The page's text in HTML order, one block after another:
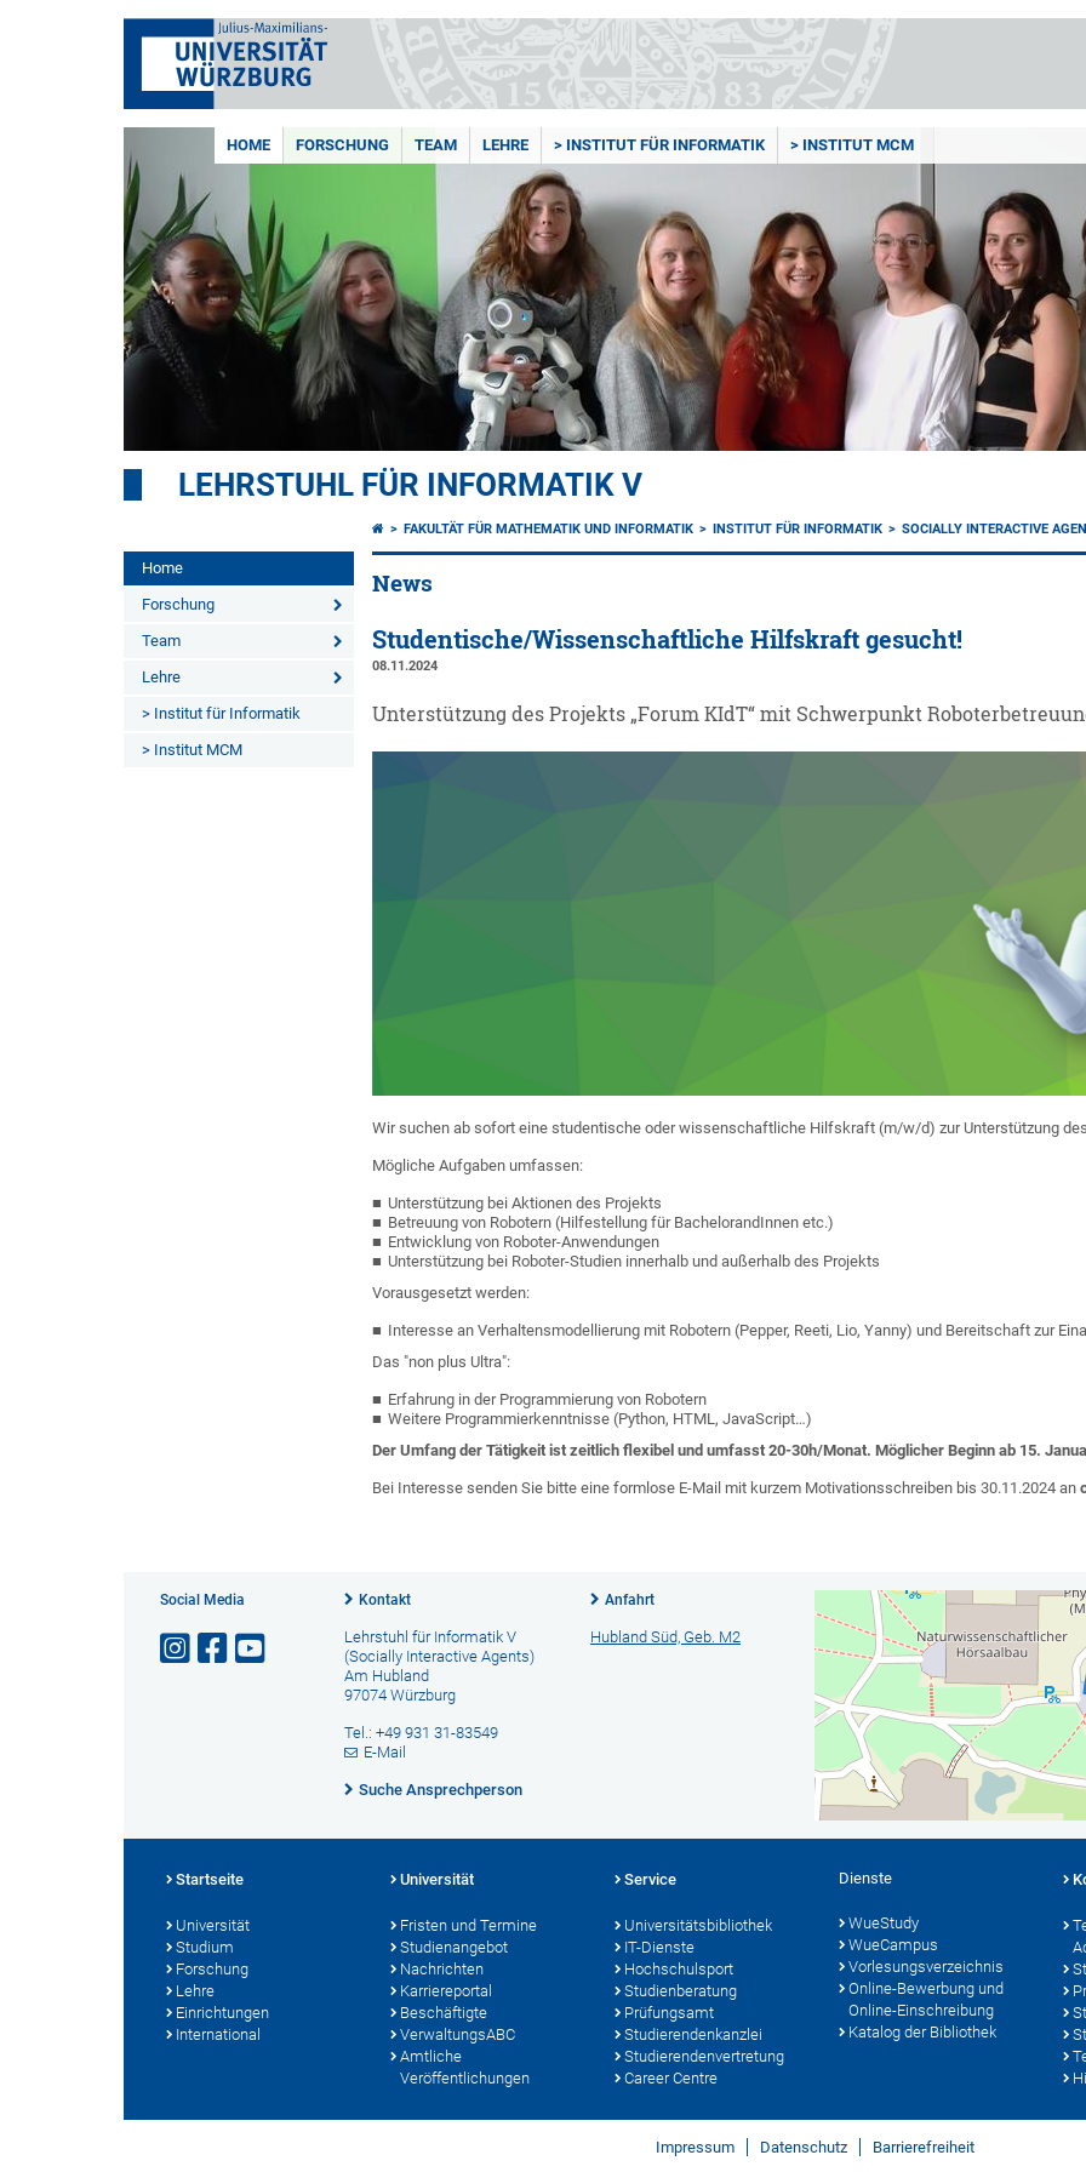
HOME FORSCHUNG TEAM LEHRE > INSTITUT FÜR INFORMATIK > INSTITUT MCM
LEHRSTUHL FÜR INFORMATIK V
Home
Forschung
Team
Lehre
> Institut für Informatik
> Institut MCM
FAKULTÄT FÜR MATHEMATIK UND INFORMATIK INSTITUT FÜR INFORMATIK SOCIALLY INTERACTIVE
News
Studentische/Wissenschaftliche Hilfskraft gesucht!
08.11.2024
Unterstützung des Projekts „Forum KIdT“ mit Schwerpunkt
Wir suchen ab sofort eine studentische oder wissenschaftliche Hilfskraft (m/w/d) zur Unterstützung
Mögliche Aufgaben umfassen:
Unterstützung bei Aktionen des Projekts
Betreuung von Robotern (Hilfestellung für BachelorandInnen etc.)
Entwicklung von Roboter-Anwendungen
Unterstützung bei Roboter-Studien innerhalb und außerhalb des Projekts
Vorausgesetzt werden:
Interesse an Verhaltensmodellierung mit Robotern (Pepper, Reeti, Lio, Yanny) und Bereitschaft zur
Das "non plus Ultra":
Erfahrung in der Programmierung von Robotern
Weitere Programmierkenntnisse (Python, HTML, JavaScript…)
Der Umfang der Tätigkeit ist zeitlich flexibel und umfasst 20-30h/Monat. Möglicher Beginn ab 15.
Bei Interesse senden Sie bitte eine formlose E-Mail mit kurzem Motivationsschreiben bis 30.11.2024 an
Social Media Kontakt
Lehrstuhl für Informatik V
(Socially Interactive Agents)
Am Hubland
97074 Würzburg
Tel.: +49 931 31-83549
E-Mail
Suche Ansprechperson
Anfahrt
Hubland Süd, Geb. M2
Startseite
Universität
Studium
Forschung
Lehre
Einrichtungen
International
Universität
Fristen und Termine
Studienangebot
Nachrichten
Karriereportal
Beschäftigte
VerwaltungsABC
Amtliche
Veröffentlichungen
Service
Universitätsbibliothek
IT-Dienste
Hochschulsport
Studienberatung
Prüfungsamt
Studierendenkanzlei
Studierendenvertretung
Career Centre
Dienste
WueStudy
WueCampus
Vorlesungsverzeichnis
Online-Bewerbung und
Online-Einschreibung
Katalog der Bibliothek
Impressum Datenschutz Barrierefreiheit